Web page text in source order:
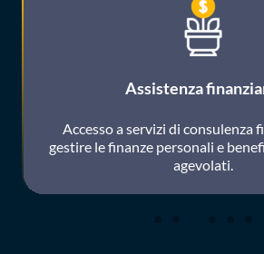
Assistenza
Accesso a servizi di consulenza
gestire le finanze personali e
agevolati.